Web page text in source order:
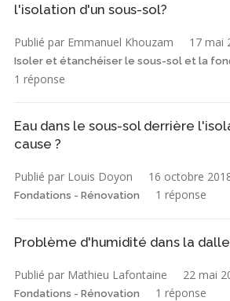
l'isolation d'un sous-sol?
Publié par Emmanuel Khouzam 17 mai
Isoler et étanchéiser le sous-sol et la
1 réponse
Eau dans le sous-sol derrière
cause ?
Publié par Louis Doyon 16 octobre
Fondations - Rénovation 1 réponse
Problème d'humidité dans la
Publié par Mathieu Lafontaine 22 mai
Fondations - Rénovation 1 réponse